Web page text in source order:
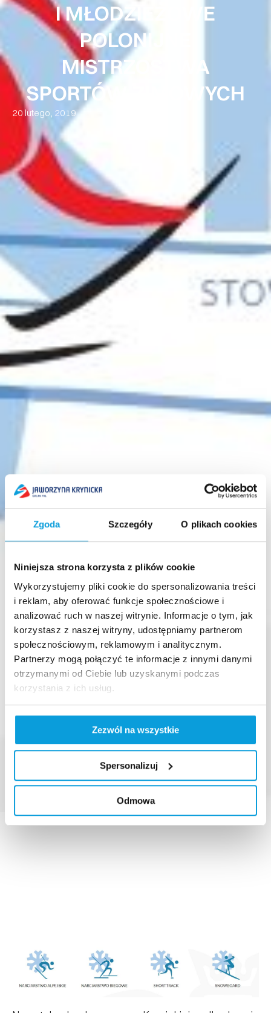
Zgoda Szczegóły O plikach cookies
Niniejsza strona korzysta z plików cookie
Wykorzystujemy pliki cookie do spersonalizowania treści
i reklam, aby oferować funkcje społecznościowe i
analizować ruch w naszej witrynie. Informacje o tym, jak
korzystasz z naszej witryny, udostępniamy partnerom
społecznościowym, reklamowym i analitycznym.
Partnerzy mogą połączyć te informacje z innymi danymi
otrzymanymi od Ciebie lub uzyskanymi podczas
korzystania z ich usług.
Zezwól na wszystkie
Spersonalizuj
Odmowa
I MŁODZIEŻOWE
POLONIJNE
MISTRZOSTWA
SPORTÓW ZIMOWYCH
20 lutego, 2019